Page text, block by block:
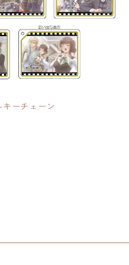
ーチェーン